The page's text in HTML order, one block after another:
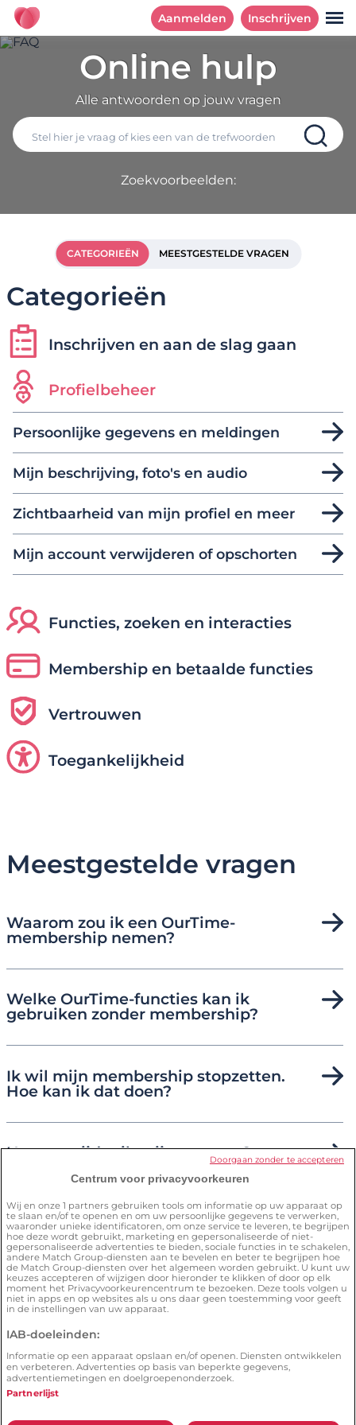
Aanmelden Inschrijven
Online hulp
Alle antwoorden op jouw vragen
Zoekvoorbeelden:
CATEGORIEËN MEESTGESTELDE VRAGEN
Categorieën
Inschrijven en aan de slag gaan
Profielbeheer
Persoonlijke gegevens en meldingen
Mijn beschrijving, foto's en audio
Zichtbaarheid van mijn profiel en meer
Mijn account verwijderen of opschorten
Functies, zoeken en interacties
Membership en betaalde functies
Vertrouwen
Toegankelijkheid
Meestgestelde vragen
Waarom zou ik een OurTime-
membership nemen?
Welke OurTime-functies kan ik
gebruiken zonder membership?
Ik wil mijn membership stopzetten.
Hoe kan ik dat doen?
Hoe verwijder ik mijn account?
Hoe zorg ik ervoor dat ik de site veilig
kan gebruiken?
Cookiebeleid
Illegale content melden
© 2026 by OurTime | A
Centrum voor privacyvoorkeuren
Wij en onze 1 partners gebruiken tools om informatie op uw apparaat op
te slaan en/of te openen en om uw persoonlijke gegevens te verwerken,
waaronder unieke identificatoren, om onze service te leveren, te begrijpen
hoe deze wordt gebruikt, marketing en gepersonaliseerde of niet-
gepersonaliseerde advertenties te bieden, sociale functies in te schakelen,
andere Match Group-diensten aan te bevelen en beter te begrijpen hoe
de Match Group-diensten over het algemeen worden gebruikt. U kunt uw
keuzes accepteren of wijzigen door hieronder te klikken of door op elk
moment het Privacyvoorkeurencentrum te bezoeken. Deze tools volgen u
niet in apps en op websites als u ons daar geen toestemming voor geeft
in de instellingen van uw apparaat.
IAB-doeleinden:
Informatie op een apparaat opslaan en/of openen. Diensten ontwikkelen
en verbeteren. Advertenties op basis van beperkte gegevens,
advertentiemetingen en doelgroepenonderzoek.
Partnerlijst
Doorgaan zonder te accepteren